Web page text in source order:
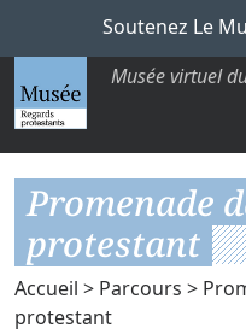
Soutenez Le
Musée virtuel
Promenade
protestant
Accueil > Parcours >
protestant